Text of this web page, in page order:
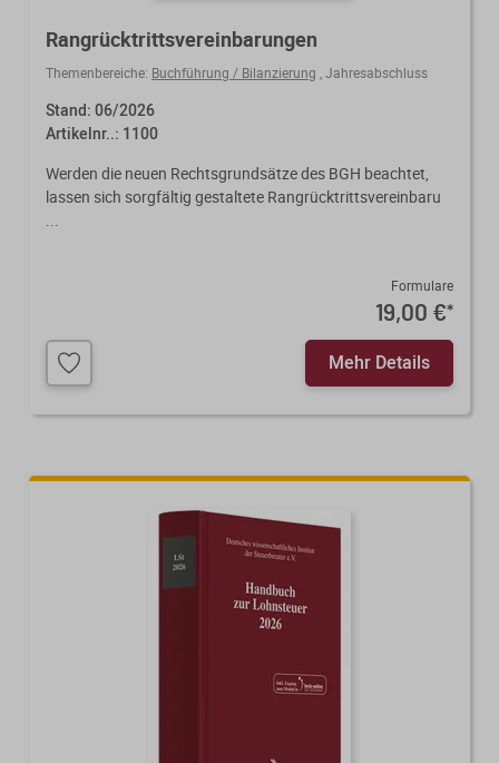
Rangrücktrittsvereinbarungen
Themenbereiche: Buchführung / Bilanzierung Jahresabschluss
Stand: 06/2026
Artikelnr..: 1100
Werden die neuen Rechtsgrundsätze des BGH beachtet,
lassen sich sorgfältig gestaltete Rangrücktrittsvereinbaru
Formulare
19,00 €*
Mehr Details